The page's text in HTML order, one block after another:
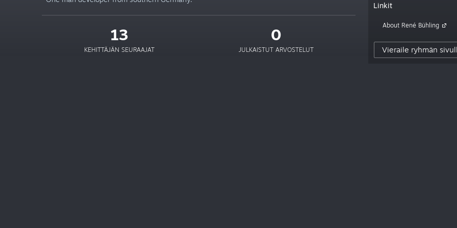
13
KEHITTÄJÄN SEURAAJAT
0
JULKAISTUT ARVOSTELUT
Linkit
About René Bühling
Vieraile ryhmän